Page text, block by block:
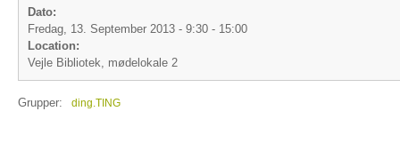
Dato:
Fredag, 13. September 2013 - 9:30 - 15:00
Location:
Vejle Bibliotek, mødelokale 2
Grupper: ding.TING